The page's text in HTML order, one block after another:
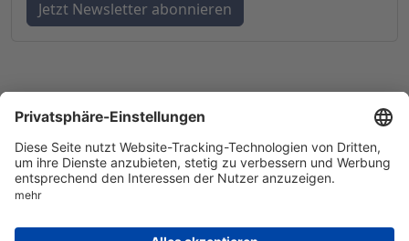
© 1998-2026by GSC Research GmbH
Datenschutz